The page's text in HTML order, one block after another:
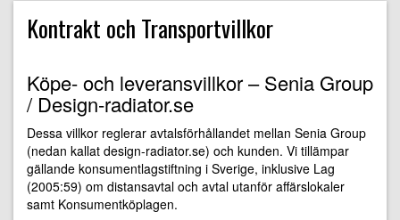
Kontrakt och Transportvillkor
Köpe- och leveransvillkor – Senia Group
/ Design-radiator.se
Dessa villkor reglerar avtalsförhållandet mellan Senia Group
(nedan kallat design-radiator.se) och kunden. Vi tillämpar
gällande konsumentlagstiftning i Sverige, inklusive Lag
(2005:59) om distansavtal och avtal utanför affärslokaler
samt Konsumentköplagen.